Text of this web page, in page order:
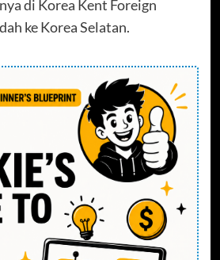
di Korea Kent Foreign
ke Korea Selatan.